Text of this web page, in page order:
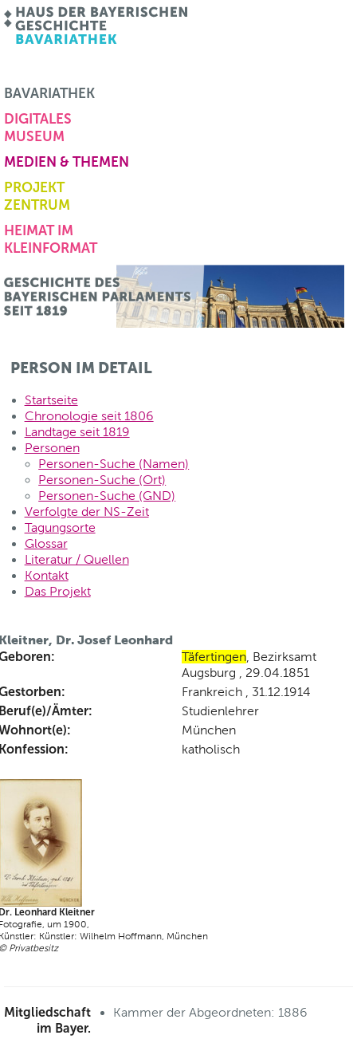
BAVARIATHEK
DIGITALES
MUSEUM
MEDIEN & THEMEN
PROJEKT
ZENTRUM
HEIMAT IM
KLEINFORMAT
PERSON IM DETAIL
Startseite
Chronologie seit 1806
Landtage seit 1819
Personen
Personen-Suche (Namen)
Personen-Suche (Ort)
Personen-Suche (GND)
Verfolgte der NS-Zeit
Tagungsorte
Glossar
Literatur / Quellen
Kontakt
Das Projekt
Dr. Josef Leonhard
Täfertingen , Bezirksamt
Augsburg , 29.04.1851
Frankreich , 31.12.1914
Ämter: Studienlehrer
München
katholisch
Leonhard Kleitner
um 1900,
Künstler: Wilhelm Hoffmann, München
Privatbesitz
Mitgliedschaft
im Bayer.
Kammer der Abgeordneten: 1886